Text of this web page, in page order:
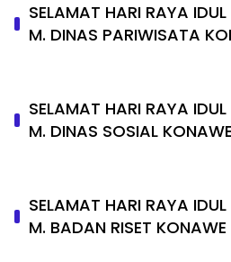
SELAMAT HARI RAYA
M. DINAS PARIWISATA
SELAMAT HARI RAYA
M. DINAS SOSIAL
SELAMAT HARI RAYA
M. BADAN RISET